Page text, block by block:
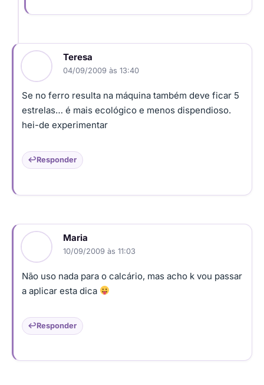
Teresa
04/09/2009 às 13:40
Se no ferro resulta na máquina também deve ficar 5
estrelas… é mais ecológico e menos dispendioso.
hei-de experimentar
Responder
Maria
10/09/2009 às 11:03
Não uso nada para o calcário, mas acho k vou passar
a aplicar esta dica
Responder